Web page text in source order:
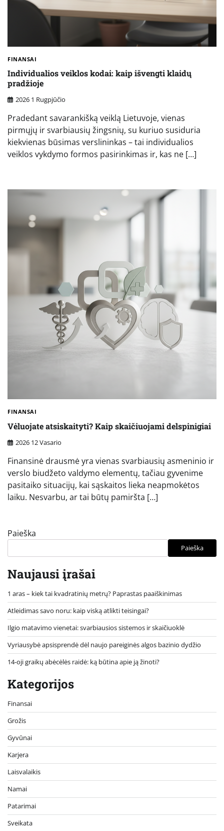
FINANSAI
Individualios veiklos kodai: kaip išvengti klaidų
pradžioje
2026 1 Rugpjūčio
Pradedant savarankišką veiklą Lietuvoje, vienas
pirmųjų ir svarbiausių žingsnių, su kuriuo susiduria
kiekvienas būsimas verslininkas – tai individualios
veiklos vykdymo formos pasirinkimas ir, kas ne […]
FINANSAI
Vėluojate atsiskaityti? Kaip skaičiuojami delspinigiai
2026 12 Vasario
Finansinė drausmė yra vienas svarbiausių asmeninio ir
verslo biudžeto valdymo elementų, tačiau gyvenime
pasitaiko situacijų, kai sąskaitos lieka neapmokėtos
laiku. Nesvarbu, ar tai būtų pamiršta […]
Paieška
Paieška
Naujausi įrašai
1 aras – kiek tai kvadratinių metrų? Paprastas paaiškinimas
Atleidimas savo noru: kaip viską atlikti teisingai?
Ilgio matavimo vienetai: svarbiausios sistemos ir skaičiuoklė
Vyriausybė apsisprendė dėl naujo pareiginės algos bazinio dydžio
14-oji graikų abėcėlės raidė: ką būtina apie ją žinoti?
Kategorijos
Finansai
Grožis
Gyvūnai
Karjera
Laisvalaikis
Namai
Patarimai
Sveikata